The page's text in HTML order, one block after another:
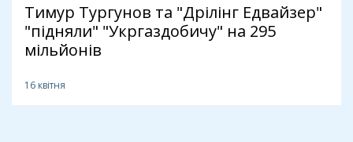
Тимур Тургунов та "Дрілінг Едвайзер"
"підняли" "Укргаздобичу" на 295
мільйонів
16 квітня